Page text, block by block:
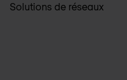
Solutions de réseaux